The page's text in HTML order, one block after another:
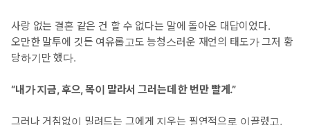
사랑 없는 결혼 같은 건 할 수 없다는 말에 돌아온 대답이었다.
오만한 말투에 깃든 여유롭고도 능청스러운 재언의 태도가 그저 황
당하기만 했다.
“내가 지금, 후으, 목이 말라서 그러는데 한 번만 빨게.”
그러나 거침없이 밀려드는 그에게 지우는 필연적으로 이끌렸고,